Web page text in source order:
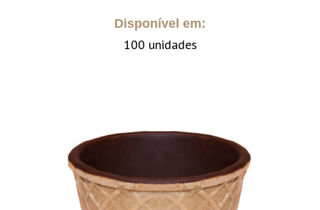
Disponível em:
100 unidades